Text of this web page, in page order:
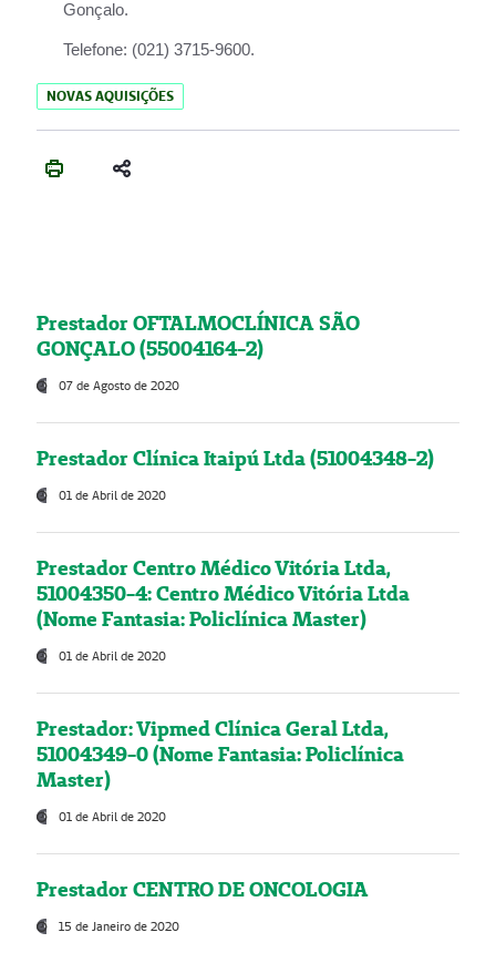
Gonçalo.
Telefone: (021) 3715-9600.
NOVAS AQUISIÇÕES
Prestador OFTALMOCLÍNICA SÃO
GONÇALO (55004164-2)
07 de Agosto de 2020
Prestador Clínica Itaipú Ltda (51004348-2)
01 de Abril de 2020
Prestador Centro Médico Vitória Ltda,
51004350-4: Centro Médico Vitória Ltda
(Nome Fantasia: Policlínica Master)
01 de Abril de 2020
Prestador: Vipmed Clínica Geral Ltda,
51004349-0 (Nome Fantasia: Policlínica
Master)
01 de Abril de 2020
Prestador CENTRO DE ONCOLOGIA
15 de Janeiro de 2020